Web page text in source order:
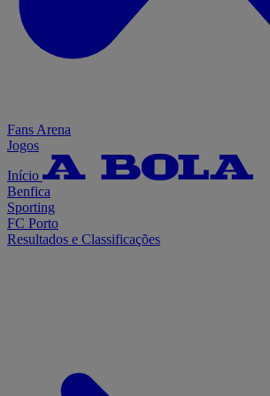
Fans Arena
Jogos
Início
Benfica
Sporting
FC Porto
Resultados e Classificações